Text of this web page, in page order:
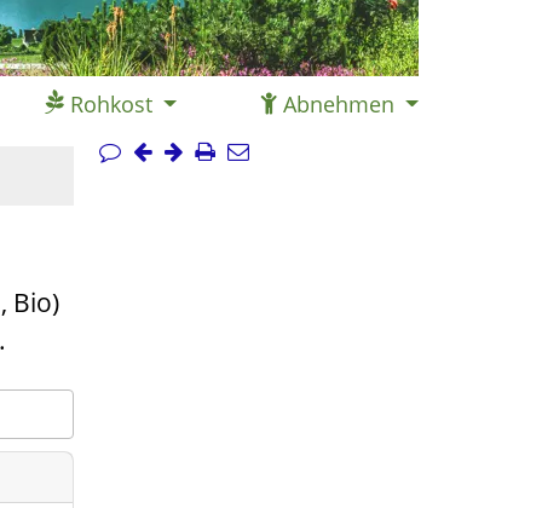
Rohkost Abnehmen
Bio)